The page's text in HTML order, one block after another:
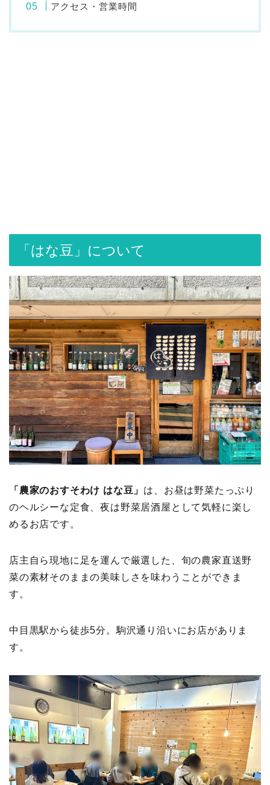
アクセス・営業時間
「はな豆」について
「農家のおすそわけ はな豆」 は、お昼は野菜たっぷり
のヘルシーな定食、夜は野菜居酒屋として気軽に楽し
めるお店です。
店主自ら現地に足を運んで厳選した、旬の農家直送野
菜の素材そのままの美味しさを味わうことができま
す。
中目黒駅から徒歩5分。駒沢通り沿いにお店がありま
す。